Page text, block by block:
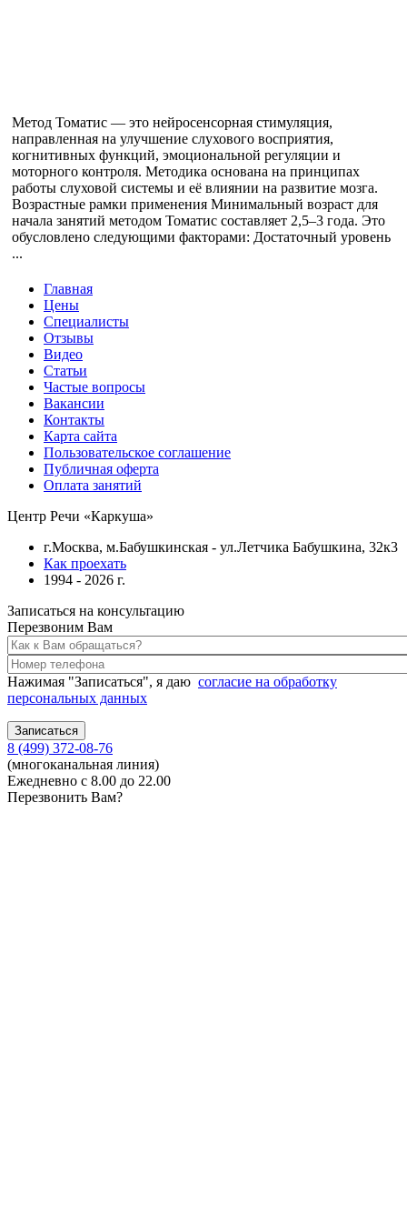
Метод Томатис — это нейросенсорная стимуляция,
направленная на улучшение слухового восприятия,
когнитивных функций, эмоциональной регуляции и
моторного контроля. Методика основана на принципах
работы слуховой системы и её влиянии на развитие мозга.
Возрастные рамки применения Минимальный возраст для
начала занятий методом Томатис составляет 2,5–3 года. Это
обусловлено следующими факторами: Достаточный уровень
...
Главная
Цены
Специалисты
Отзывы
Видео
Статьи
Частые вопросы
Вакансии
Контакты
Карта сайта
Пользовательское соглашение
Публичная оферта
Оплата занятий
Центр Речи «Каркуша»
г.Москва, м.Бабушкинская - ул.Летчика Бабушкина, 32к3
Как проехать
1994 - 2026 г.
Записаться на консультацию
Перезвоним Вам
Нажимая "Записаться", я даю согласие на обработку
персональных данных
8 (499) 372-08-76
(многоканальная линия)
Ежедневно с 8.00 до 22.00
Перезвонить Вам?